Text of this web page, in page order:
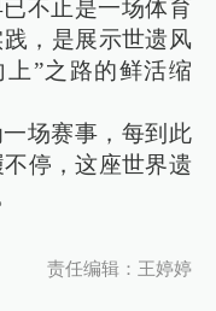
不止是一场体育
，是展示世遗风
”之路的鲜活缩
场赛事，每到此
停，这座世界遗
责任编辑：王婷婷